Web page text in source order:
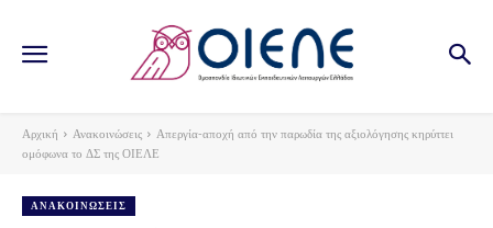
Αρχική Ανακοινώσεις
Απεργία-αποχή από την παρωδία της αξιολόγησης κηρύττει
ομόφωνα το ΔΣ της ΟΙΕΛΕ
ΑΝΑΚΟΙΝΏΣΕΙΣ